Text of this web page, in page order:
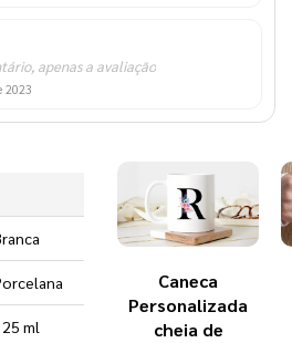
apenas a avaliação
2023
ml
Caneca
Personalizada
cheia de